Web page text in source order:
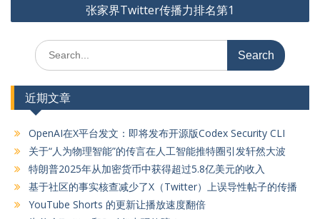
张家界Twitter传播力排名第1
Search
for:
近期文章
OpenAI在X平台发文：即将发布开源版Codex Security CLI
关于“人为物理智能”的传言在人工智能推特圈引发轩然大波
特朗普2025年从加密货币中获得超过5.8亿美元的收入
基于社区的事实核查减少了X（Twitter）上误导性帖子的传播
YouTube Shorts 的更新让播放速度翻倍